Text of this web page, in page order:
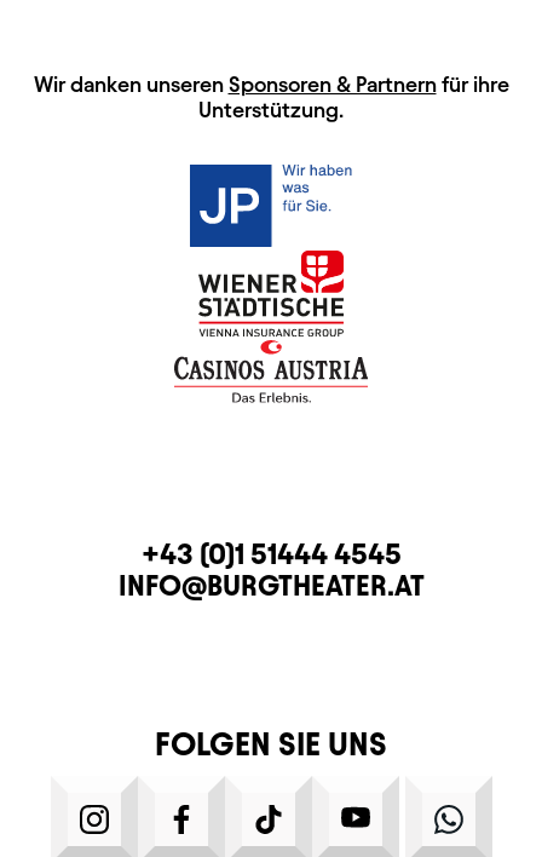
HAUPTSPONSOREN
Wir danken unseren Sponsoren & Partnernfür ihre
Unterstützung.
KONTAKTTELEFON
+43 (0)1 51444 4545
E-MAIL
INFO@BURGTHEATER.AT
FOLGEN SIE UNS
INSTAGRAMFACEBOOKTIKTOK YOUTUBE